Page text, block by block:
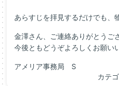
あらすじを拝見するだけでも、
金澤さん、ご連絡ありがとうご
今後ともどうぞよろしくお願い
アメリア事務局 S
カテ